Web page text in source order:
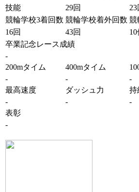
技能
29回
23
競輪学校3着回数 競輪学校着外回数 競
16回
43回
10
卒業記念レース成績
-
200mタイム
400mタイム
-
-
-
最高速度
ダッシュ力
持
-
-
-
表彰
-